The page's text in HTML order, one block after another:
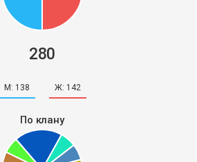
280
М: 138 Ж: 142
По клану